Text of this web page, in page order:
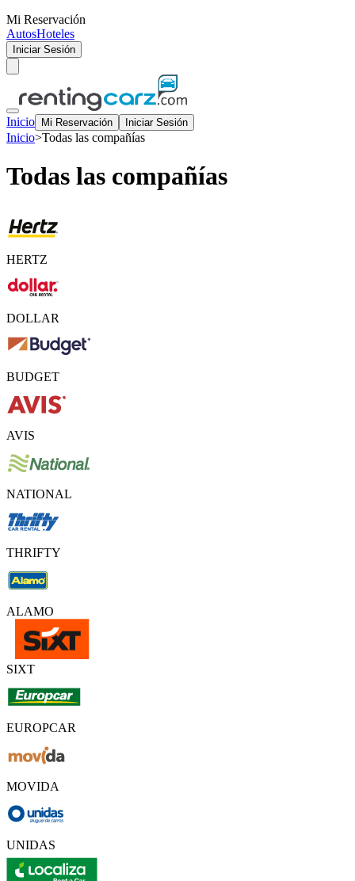
Mi Reservación
AutosHoteles
Iniciar Sesión
Inicio Mi Reservación Iniciar Sesión
Inicio>Todas las compañías
Todas las compañías
HERTZ
DOLLAR
BUDGET
AVIS
NATIONAL
THRIFTY
ALAMO
SIXT
EUROPCAR
MOVIDA
UNIDAS